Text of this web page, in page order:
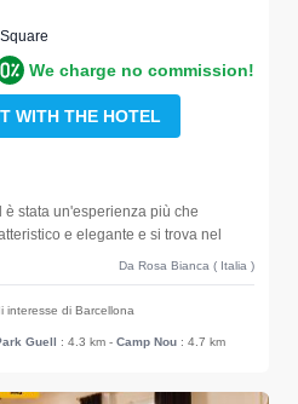
We charge no commission!
WITH THE HOTEL
stata un'esperienza più che
e elegante e si trova nel
Da Rosa Bianca ( Italia )
interesse di Barcellona
Guell : 4.3 km - Camp Nou : 4.7 km